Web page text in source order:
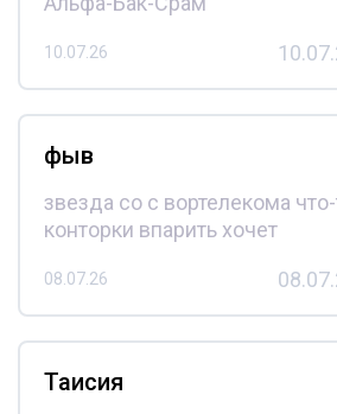
10.07.26
фыв
звезда со с вортелекома
конторки впарить хочет
08.07.26
Таисия